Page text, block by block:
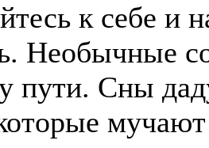
к себе и
Необычные
пути. Сны